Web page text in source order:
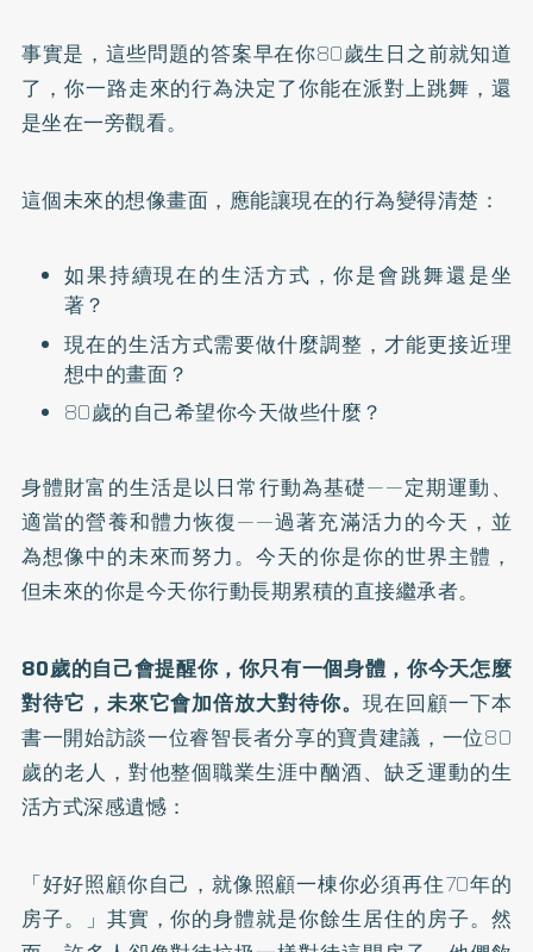
事實是，這些問題的答案早在你80歲生日之前就知道
了，你一路走來的行為決定了你能在派對上跳舞，還
是坐在一旁觀看。
這個未來的想像畫面，應能讓現在的行為變得清楚：
如果持續現在的生活方式，你是會跳舞還是坐
著？
現在的生活方式需要做什麼調整，才能更接近理
想中的畫面？
80歲的自己希望你今天做些什麼？
身體財富的生活是以日常行動為基礎——定期運動、
適當的營養和體力恢復——過著充滿活力的今天，並
為想像中的未來而努力。今天的你是你的世界主體，
但未來的你是今天你行動長期累積的直接繼承者。
80歲的自己會提醒你，你只有一個身體，你今天怎麼
對待它，未來它會加倍放大對待你。 現在回顧一下本
書一開始訪談一位睿智長者分享的寶貴建議，一位80
歲的老人，對他整個職業生涯中酗酒、缺乏運動的生
活方式深感遺憾：
「好好照顧你自己，就像照顧一棟你必須再住70年的
房子。」其實，你的身體就是你餘生居住的房子。然